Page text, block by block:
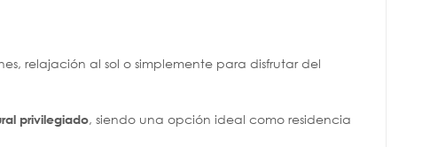
relajación al sol o simplemente para disfrutar del
privilegiado, siendo una opción ideal como residencia